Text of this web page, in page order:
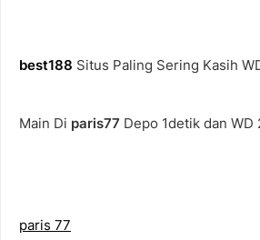
best188 Situs Paling Sering Kasih
Main Di paris77 Depo 1detik dan WD
paris 77